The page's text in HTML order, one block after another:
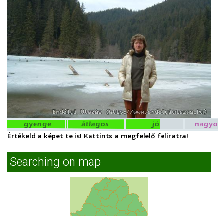
Értékeld a képet te is! Kattints a megfelelő feliratra!
Searching on map